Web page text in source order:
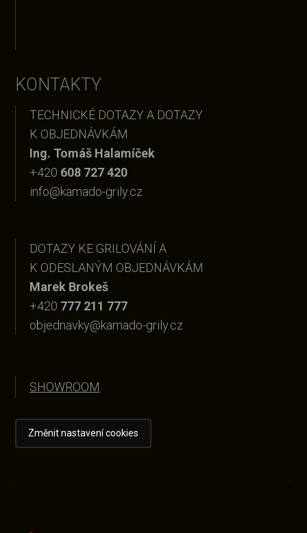
KONTAKTY
TECHNICKÉ DOTAZY A DOTAZY
K OBJEDNÁVKÁM
Ing. Tomáš Halamíček
+420 608 727 420
info@kamado-grily.cz
DOTAZY KE GRILOVÁNÍ A
K ODESLANÝM OBJEDNÁVKÁM
Marek Brokeš
+420 777 211 777
objednavky@kamado-grily.cz
SHOWROOM
Změnit nastavení cookies